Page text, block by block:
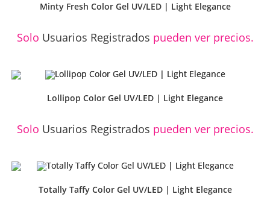
Minty Fresh Color Gel UV/LED | Light Elegance
Solo Usuarios Registrados pueden ver precios.
Lollipop Color Gel UV/LED | Light Elegance
Solo Usuarios Registrados pueden ver precios.
Totally Taffy Color Gel UV/LED | Light Elegance